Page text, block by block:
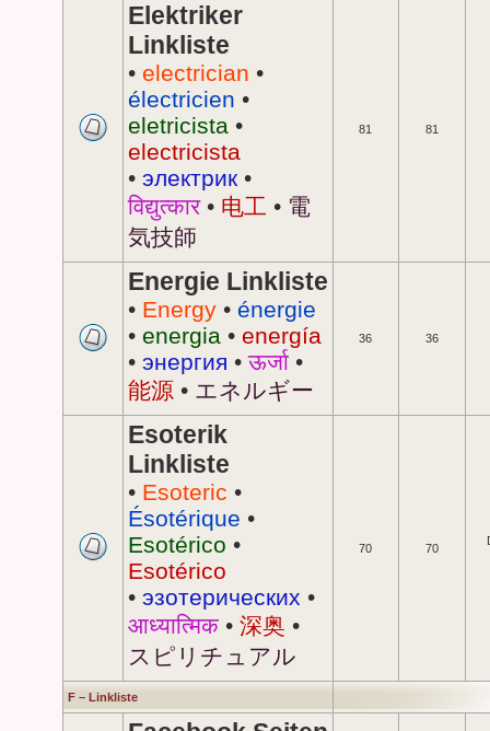
Elektriker
Linkliste
• electrician •
électricien •
eletricista •
electricista
• электрик •
विद्युत्कार• 电工 • 電
気技師
81 81
Energie Linkliste
• Energy • énergie
• energia • energía
• энергия •ऊर्जा •
能源 • エネルギー
36 36
Esoterik
Linkliste
• Esoteric •
Ésotérique •
Esotérico •
Esotérico
• эзотерических •
आध्यात्मिक • 深奥 •
スピリチュアル
70 70
F – Linkliste